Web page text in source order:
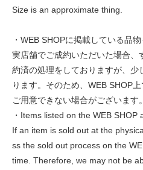
Size is an approximate thing.
・WEB SHOPに掲載している品
実店舗でご成約いただいた場合、
約済の処理をしておりますが、少
ります。そのため、WEB SHOP
ご用意できない場合がございます。
・Items listed on the WEB
If an item is sold out at the
ss the sold out process on the
time. Therefore, we may not be